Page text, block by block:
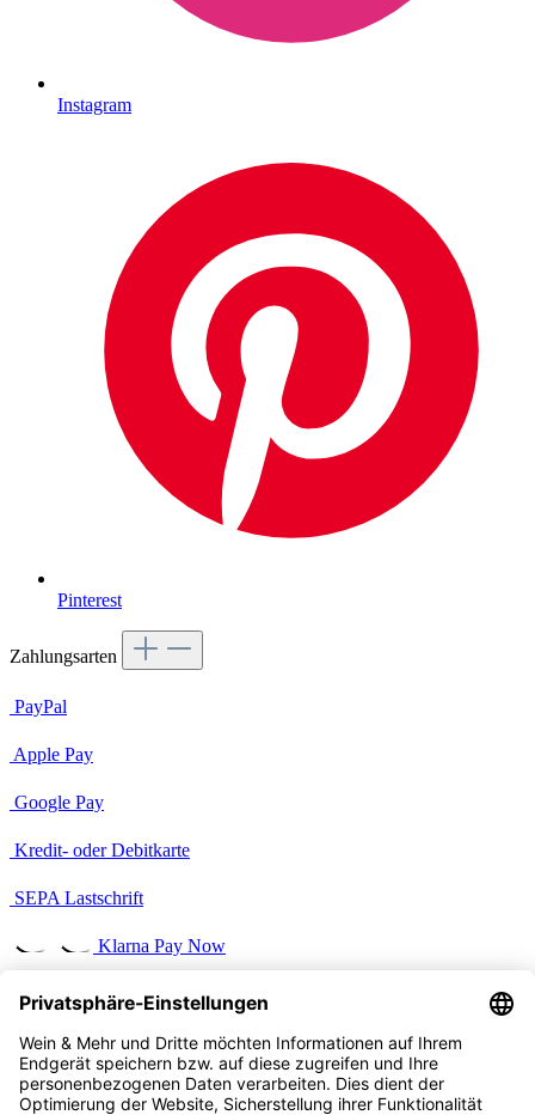
Instagram
Pinterest
Zahlungsarten
PayPal
Apple Pay
Google Pay
Kredit- oder Debitkarte
SEPA Lastschrift
Klarna Pay Now
Benutzerdefiniertes Bild 2
Benutzerdefiniertes Bild 1
Vertrag widerrufen